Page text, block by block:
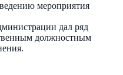
мероприятия
дал ряд
должностным